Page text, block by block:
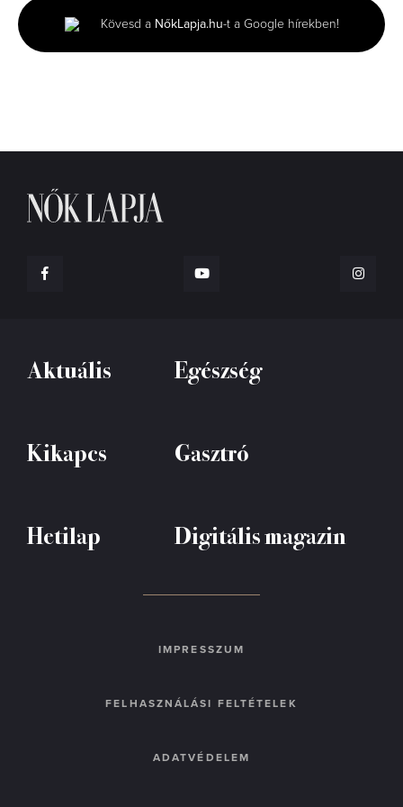
minutes,
6
seconds
Kövesd a NőkLapja.hu-t a Google hírekben!
Aktuális Egészség
Kikapcs Gasztró
Hetilap Digitális magazin
IMPRESSZUM
FELHASZNÁLÁSI FELTÉTELEK
ADATVÉDELEM